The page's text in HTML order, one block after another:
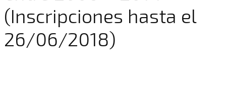
(Inscripciones hasta el
26/06/2018)